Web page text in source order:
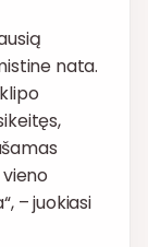
nata.
– juokiasi